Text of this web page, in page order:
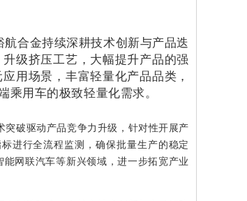
合金持续深耕技术创新与产品迭
级挤压工艺，大幅提升产品的强
用场景，丰富轻量化产品品类，
用车的极致轻量化需求。
破驱动产品竞争力升级，针对性开展产
进行全流程监测，确保批量生产的稳定
网联汽车等新兴领域，进一步拓宽产业